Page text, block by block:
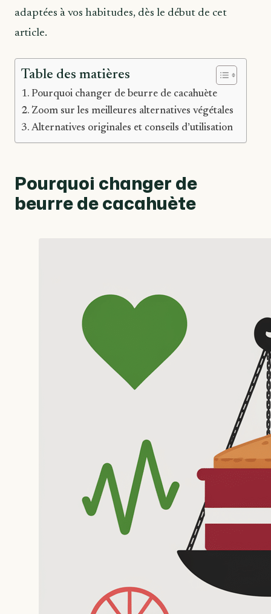
adaptées à vos habitudes, dès le début de cet
article.
Table des matières
Pourquoi changer de beurre de cacahuète
Zoom sur les meilleures alternatives végétales
Alternatives originales et conseils d’utilisation
Pourquoi changer de
beurre de cacahuète